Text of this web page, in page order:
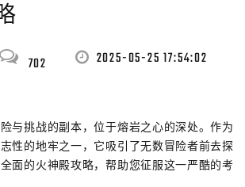
702 2025-05-25 17:54:02
与挑战的副本，位于熔岩之心的深处。作为
性的地牢之一，它吸引了无数冒险者前去探
面的火神殿攻略，帮助您征服这一严酷的考